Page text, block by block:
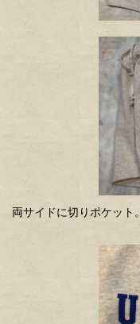
両サイドに切りポケット。